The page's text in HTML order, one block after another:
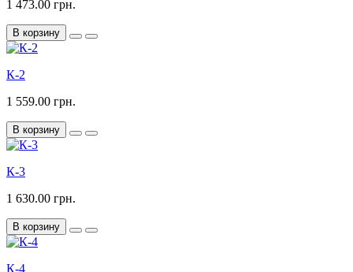
1 473.00 грн.
В корзину
К-2
1 559.00 грн.
В корзину
К-3
1 630.00 грн.
В корзину
К-4